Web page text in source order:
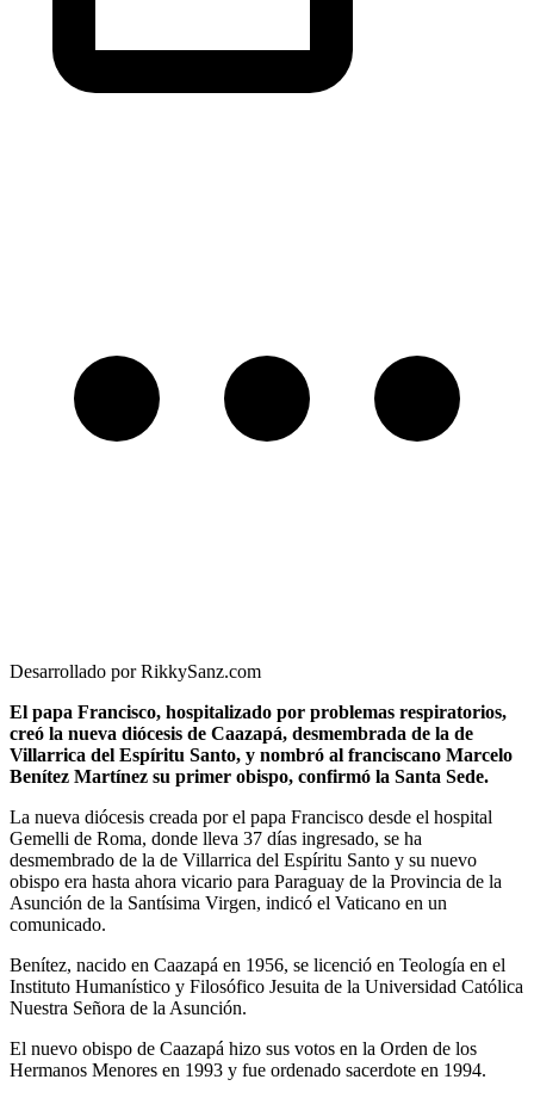
Desarrollado por RikkySanz.com
El papa Francisco, hospitalizado por problemas respiratorios,
creó la nueva diócesis de Caazapá, desmembrada de la de
Villarrica del Espíritu Santo, y nombró al franciscano Marcelo
Benítez Martínez su primer obispo, confirmó la Santa Sede.
La nueva diócesis creada por el papa Francisco desde el hospital
Gemelli de Roma, donde lleva 37 días ingresado, se ha
desmembrado de la de Villarrica del Espíritu Santo y su nuevo
obispo era hasta ahora vicario para Paraguay de la Provincia de la
Asunción de la Santísima Virgen, indicó el Vaticano en un
comunicado.
Benítez, nacido en Caazapá en 1956, se licenció en Teología en el
Instituto Humanístico y Filosófico Jesuita de la Universidad Católica
Nuestra Señora de la Asunción.
El nuevo obispo de Caazapá hizo sus votos en la Orden de los
Hermanos Menores en 1993 y fue ordenado sacerdote en 1994.